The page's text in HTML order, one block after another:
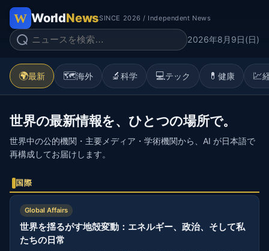
WorldNewsSINCE 2026 / Independent News
2026年8月9日(日)
🌍最新 🗺️海外 🔬 科学 💻テック 💊 健康 💹
世界の最新情報を、ひとつの場所で。
世界中の公的機関・主要メディア・学術機関から、AI が日本語で
再構成してお届けします。
国際
Global Affairs
世界を揺るがす地殻変動：エネルギー、政治、そして私
たちの日常